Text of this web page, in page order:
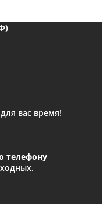
вас время!
телефону